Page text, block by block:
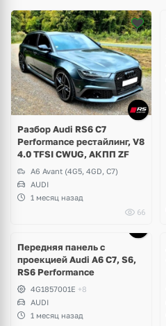
Разбор Audi RS6 C7
Performance рестайлинг, V8
4.0 TFSI CWUG, АКПП ZF
A6 Avant (4G5, 4GD, C7)
AUDI
1 месяц назад
66
5 фото
Передняя панель с
проекцией Audi A6 C7, S6,
RS6 Performance
4G1857001E +8
AUDI
1 месяц назад